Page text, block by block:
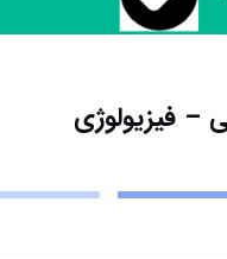
– فیزیولوژی